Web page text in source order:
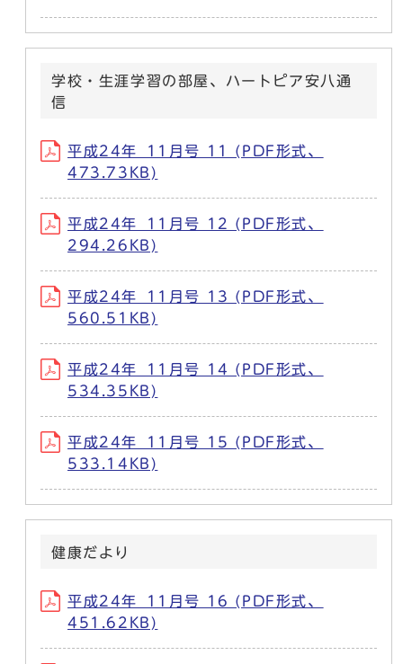
学校・生涯学習の部屋、ハートピア安八通
信
平成24年_11月号 11 (PDF形式、
473.73KB)
平成24年_11月号 12 (PDF形式、
294.26KB)
平成24年_11月号 13 (PDF形式、
560.51KB)
平成24年_11月号 14 (PDF形式、
534.35KB)
平成24年_11月号 15 (PDF形式、
533.14KB)
健康だより
平成24年_11月号 16 (PDF形式、
451.62KB)